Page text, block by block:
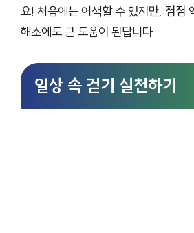
요! 처음에는 어색할 수 있지만, 점점
해소에도 큰 도움이 된답니다.
일상 속 걷기 실천하기